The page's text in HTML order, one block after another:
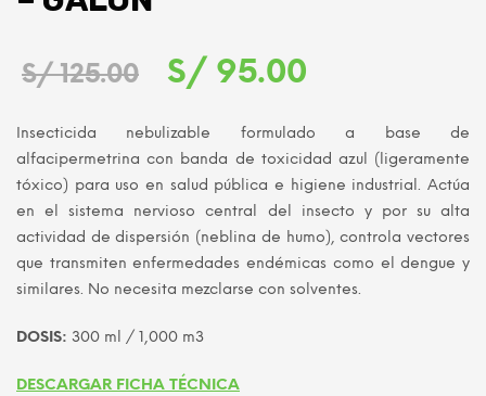
S/125.00
El
original
era:
S/ 125.00.
S/ 95.00
actual
es:
S/ 95.00.
Insecticida nebulizable formulado a base de
alfacipermetrina con banda de toxicidad azul (ligeramente
tóxico) para uso en salud pública e higiene industrial. Actúa
en el sistema nervioso central del insecto y por su alta
actividad de dispersión (neblina de humo), controla vectores
que transmiten enfermedades endémicas como el dengue y
similares. No necesita mezclarse con solventes.
DOSIS: 300 ml / 1,000 m3
DESCARGAR FICHA TÉCNICA